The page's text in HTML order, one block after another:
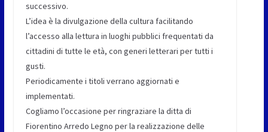
successivo.
L’idea è la divulgazione della cultura facilitando
l’accesso alla lettura in luoghi pubblici frequentati da
cittadini di tutte le età, con generi letterari per tutti i
gusti.
Periodicamente i titoli verrano aggiornati e
implementati.
Cogliamo l’occasione per ringraziare la ditta di
Fiorentino Arredo Legno per la realizzazione delle